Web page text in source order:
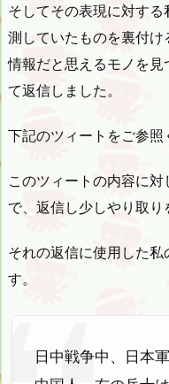
そしてその表現に対す
測していたものを裏付
情報だと思えるモノを
て返信しました。
下記のツィートをご参照
このツィートの内容に
で、返信し少しやり取り
それの返信に使用した
す。
日中戦争中、日本